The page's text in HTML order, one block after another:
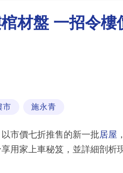
材盤 一招令
市 施永青
市價七折推售的新一批居屋
用家上車秘笈，並詳細剖析